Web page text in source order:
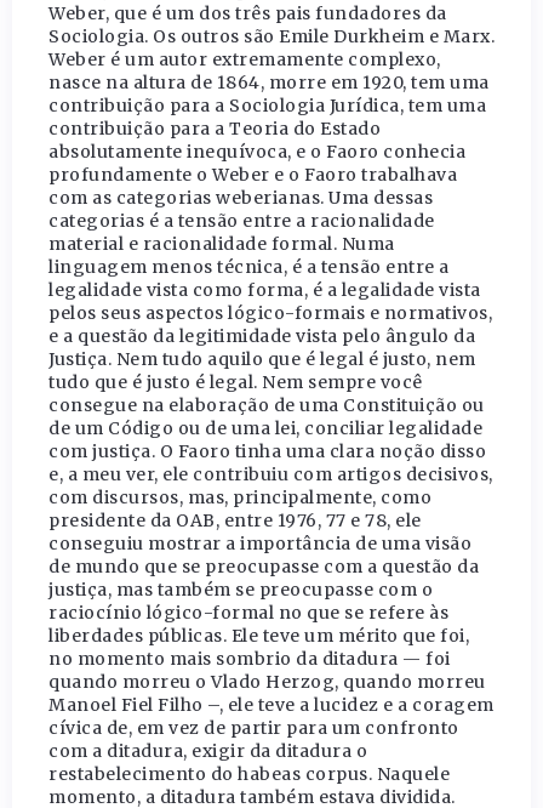
Weber, que é um dos três pais fundadores da
Sociologia. Os outros são Emile Durkheim e Marx.
Weber é um autor extremamente complexo,
nasce na altura de 1864, morre em 1920, tem uma
contribuição para a Sociologia Jurídica, tem uma
contribuição para a Teoria do Estado
absolutamente inequívoca, e o Faoro conhecia
profundamente o Weber e o Faoro trabalhava
com as categorias weberianas. Uma dessas
categorias é a tensão entre a racionalidade
material e racionalidade formal. Numa
linguagem menos técnica, é a tensão entre a
legalidade vista como forma, é a legalidade vista
pelos seus aspectos lógico-formais e normativos,
e a questão da legitimidade vista pelo ângulo da
Justiça. Nem tudo aquilo que é legal é justo, nem
tudo que é justo é legal. Nem sempre você
consegue na elaboração de uma Constituição ou
de um Código ou de uma lei, conciliar legalidade
com justiça. O Faoro tinha uma clara noção disso
e, a meu ver, ele contribuiu com artigos decisivos,
com discursos, mas, principalmente, como
presidente da OAB, entre 1976, 77 e 78, ele
conseguiu mostrar a importância de uma visão
de mundo que se preocupasse com a questão da
justiça, mas também se preocupasse com o
raciocínio lógico-formal no que se refere às
liberdades públicas. Ele teve um mérito que foi,
no momento mais sombrio da ditadura — foi
quando morreu o Vlado Herzog, quando morreu
Manoel Fiel Filho –, ele teve a lucidez e a coragem
cívica de, em vez de partir para um confronto
com a ditadura, exigir da ditadura o
restabelecimento do habeas corpus. Naquele
momento, a ditadura também estava dividida.